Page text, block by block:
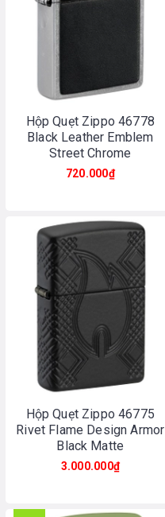
Hộp Quẹt Zippo 46778
Black Leather Emblem
Street Chrome
720.000₫
Hộp Quẹt Zippo 46775
Rivet Flame Design Armor
Black Matte
3.000.000₫